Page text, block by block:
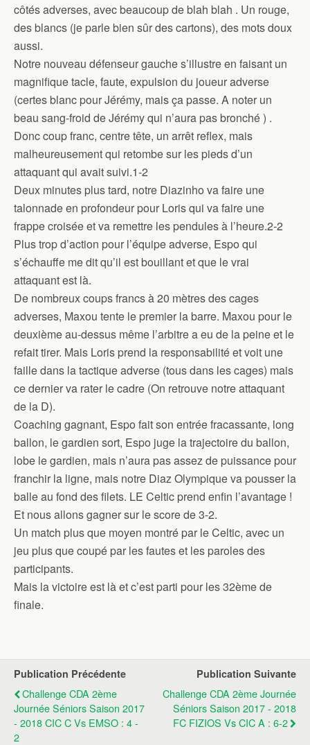
côtés adverses, avec beaucoup de blah blah . Un rouge,
des blancs (je parle bien sûr des cartons), des mots doux
aussi.
Notre nouveau défenseur gauche s’illustre en faisant un
magnifique tacle, faute, expulsion du joueur adverse
(certes blanc pour Jérémy, mais ça passe. A noter un
beau sang-froid de Jérémy qui n’aura pas bronché ) .
Donc coup franc, centre tête, un arrêt reflex, mais
malheureusement qui retombe sur les pieds d’un
attaquant qui avait suivi.1-2
Deux minutes plus tard, notre Diazinho va faire une
talonnade en profondeur pour Loris qui va faire une
frappe croisée et va remettre les pendules à l’heure.2-2
Plus trop d’action pour l’équipe adverse, Espo qui
s’échauffe me dit qu’il est bouillant et que le vrai
attaquant est là.
De nombreux coups francs à 20 mètres des cages
adverses, Maxou tente le premier la barre. Maxou pour le
deuxième au-dessus même l’arbitre a eu de la peine et le
refait tirer. Mais Loris prend la responsabilité et voit une
faille dans la tactique adverse (tous dans les cages) mais
ce dernier va rater le cadre (On retrouve notre attaquant
de la D).
Coaching gagnant, Espo fait son entrée fracassante, long
ballon, le gardien sort, Espo juge la trajectoire du ballon,
lobe le gardien, mais n’aura pas assez de puissance pour
franchir la ligne, mais notre Diaz Olympique va pousser la
balle au fond des filets. LE Celtic prend enfin l’avantage !
Et nous allons gagner sur le score de 3-2.
Un match plus que moyen montré par le Celtic, avec un
jeu plus que coupé par les fautes et les paroles des
participants.
Mais la victoire est là et c’est parti pour les 32ème de
finale.
Publication Précédente
Challenge CDA 2ème
Journée Séniors Saison 2017
- 2018 CIC C Vs EMSO : 4 -
2
Publication Suivante
Challenge CDA 2ème Journée
Séniors Saison 2017 - 2018
FC FIZIOS Vs CIC A : 6-2